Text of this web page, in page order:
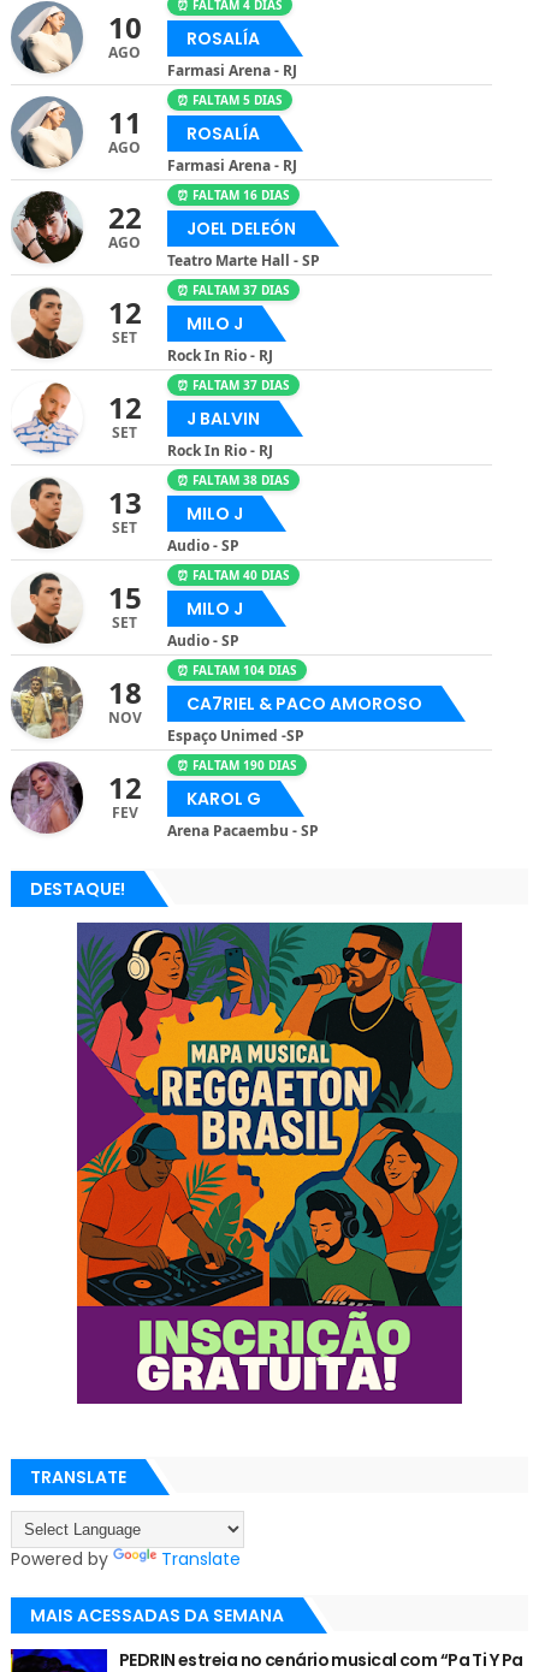
10
AGO
⏰ FALTAM 4 DIAS
ROSALÍA
Farmasi Arena - RJ
11
AGO
⏰ FALTAM 5 DIAS
ROSALÍA
Farmasi Arena - RJ
22
AGO
⏰ FALTAM 16 DIAS
JOEL DELEÓN
Teatro Marte Hall - SP
12
SET
⏰ FALTAM 37 DIAS
MILO J
Rock In Rio - RJ
12
SET
⏰ FALTAM 37 DIAS
J BALVIN
Rock In Rio - RJ
13
SET
⏰ FALTAM 38 DIAS
MILO J
Audio - SP
15
SET
⏰ FALTAM 40 DIAS
MILO J
Audio - SP
18
NOV
⏰ FALTAM 104 DIAS
CA7RIEL & PACO AMOROSO
Espaço Unimed -SP
12
FEV
⏰ FALTAM 190 DIAS
KAROL G
Arena Pacaembu - SP
DESTAQUE!
TRANSLATE
Powered by Translate
MAIS ACESSADAS DA SEMANA
PEDRIN estreia no cenário musical com “Pa Ti Y Pa